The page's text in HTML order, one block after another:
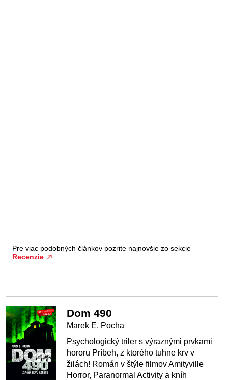
Pre viac podobných článkov pozrite najnovšie zo sekcie
Recenzie
Dom 490
Marek E. Pocha
Psychologický triler s výraznými prvkami
hororu Príbeh, z ktorého tuhne krv v
žilách! Román v štýle filmov Amityville
Horror, Paranormal Activity a kníh